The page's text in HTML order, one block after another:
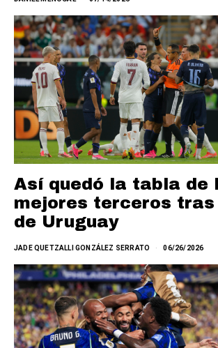
Así quedó la tabla de
mejores terceros tras
de Uruguay
JADE QUETZALLI GONZÁLEZ SERRATO 06/26/2026